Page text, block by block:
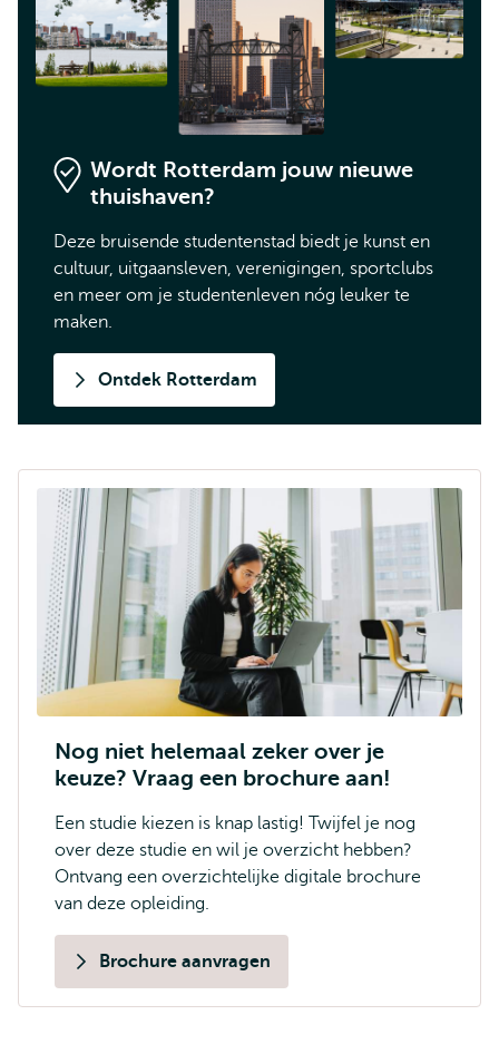
Wordt Rotterdam jouw nieuwe
thuishaven?
Deze bruisende studentenstad biedt je kunst en
cultuur, uitgaansleven, verenigingen, sportclubs
en meer om je studentenleven nóg leuker te
maken.
Ontdek Rotterdam
Nog niet helemaal zeker over je
keuze? Vraag een brochure aan!
Een studie kiezen is knap lastig! Twijfel je nog
over deze studie en wil je overzicht hebben?
Ontvang een overzichtelijke digitale brochure
van deze opleiding.
Brochure aanvragen